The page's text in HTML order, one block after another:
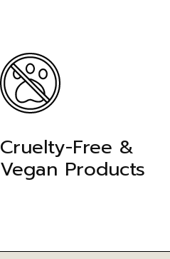
Cruelty-Free &
Vegan Products